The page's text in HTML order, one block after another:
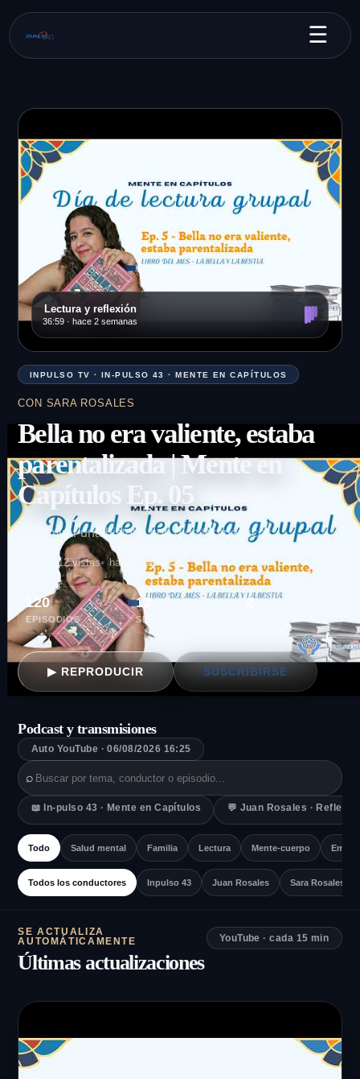
☰
INPULSO TV · IN-PULSO 43 · MENTE EN CAPÍTULOS
CON SARA ROSALES
Bella no era valiente, estaba
parentalizada | Mente en
Capítulos Ep. 05
Para mirar una historia con ojos terapéuticos.
212 vistas hace 2 semanas
120
EPISODIOS
12
SERIES
2
▶ REPRODUCIR SUSCRIBIRSE
Lectura y reflexión
36:59 · hace 2 semanas
Podcast y transmisiones
Auto YouTube · 06/08/2026 16:25
⌕
📖 In-pulso 43 · Mente en Capítulos 💬 Juan Rosales ·
Todo Salud mental Familia Lectura Mente-cuerpo
Todos los conductores Inpulso 43 Juan Rosales Sara Rosales
SE ACTUALIZA
AUTOMÁTICAMENTE
Últimas actualizaciones
YouTube · cada 15 min